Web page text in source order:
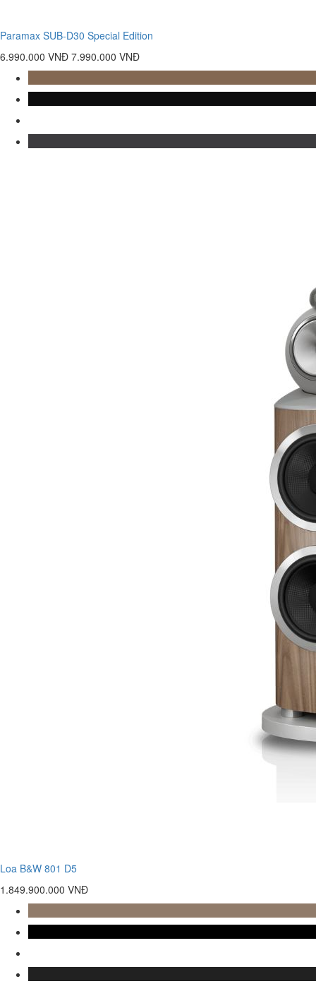
Paramax SUB-D30 Special Edition
6.990.000 VNĐ 7.990.000 VNĐ
Loa B&W 801 D5
1.849.900.000 VNĐ